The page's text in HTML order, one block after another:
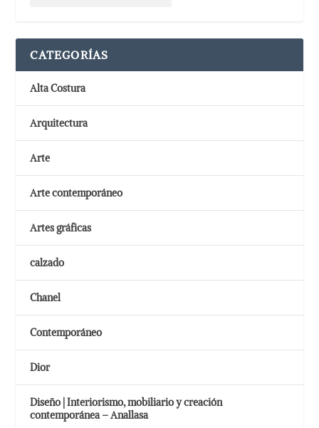
CATEGORÍAS
Alta Costura
Arquitectura
Arte
Arte contemporáneo
Artes gráficas
calzado
Chanel
Contemporáneo
Dior
Diseño | Interiorismo, mobiliario y creación
contemporánea – Anallasa